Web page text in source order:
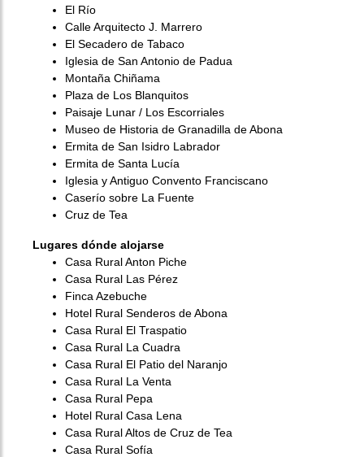
El Río
Calle Arquitecto J. Marrero
El Secadero de Tabaco
Iglesia de San Antonio de Padua
Montaña Chiñama
Plaza de Los Blanquitos
Paisaje Lunar / Los Escorriales
Museo de Historia de Granadilla de Abona
Ermita de San Isidro Labrador
Ermita de Santa Lucía
Iglesia y Antiguo Convento Franciscano
Caserío sobre La Fuente
Cruz de Tea
Lugares dónde alojarse
Casa Rural Anton Piche
Casa Rural Las Pérez
Finca Azebuche
Hotel Rural Senderos de Abona
Casa Rural El Traspatio
Casa Rural La Cuadra
Casa Rural El Patio del Naranjo
Casa Rural La Venta
Casa Rural Pepa
Hotel Rural Casa Lena
Casa Rural Altos de Cruz de Tea
Casa Rural Sofía